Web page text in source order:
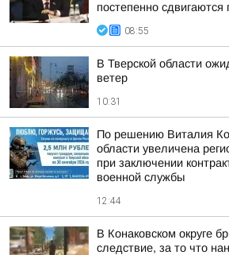
постепенно сдвигаются
08:55
В Тверской области
ветер
10:31
По решению Виталия
области увеличена
при заключении
военной службы
12:44
В Конаковском округе
следствие, за то что